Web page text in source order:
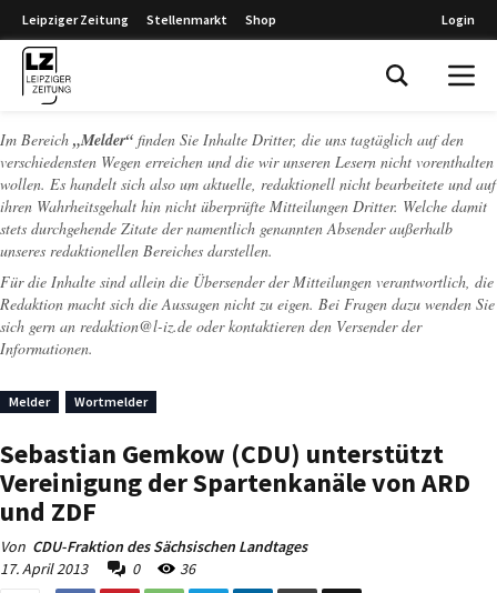
Leipziger Zeitung Stellenmarkt Shop Login
Im Bereich „Melder“ finden Sie Inhalte Dritter, die uns tagtäglich auf den
verschiedensten Wegen erreichen und die wir unseren Lesern nicht vorenthalten
wollen. Es handelt sich also um aktuelle, redaktionell nicht bearbeitete und auf
ihren Wahrheitsgehalt hin nicht überprüfte Mitteilungen Dritter. Welche damit
stets durchgehende Zitate der namentlich genannten Absender außerhalb
unseres redaktionellen Bereiches darstellen.
Für die Inhalte sind allein die Übersender der Mitteilungen verantwortlich, die
Redaktion macht sich die Aussagen nicht zu eigen. Bei Fragen dazu wenden Sie
sich gern an redaktion@l-iz.de oder kontaktieren den Versender der
Informationen.
Melder Wortmelder
Sebastian Gemkow (CDU) unterstützt
Vereinigung der Spartenkanäle von ARD
und ZDF
Von CDU-Fraktion des Sächsischen Landtages
17. April 2013
0 36